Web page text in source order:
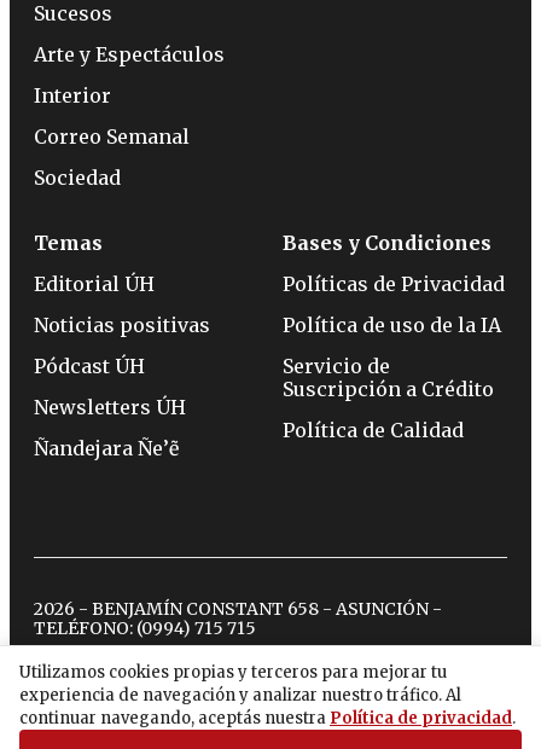
Utilizamos cookies propias y terceros para mejorar tu
experiencia de navegación y analizar nuestro tráfico. Al
continuar navegando, aceptás nuestra Política de privacidad.
Sucesos
Arte y Espectáculos
Interior
Correo Semanal
Sociedad
Temas
Editorial ÚH
Noticias positivas
Pódcast ÚH
Newsletters ÚH
Ñandejara Ñe’ẽ
Bases y Condiciones
Políticas de Privacidad
Política de uso de la IA
Servicio de
Suscripción a Crédito
Política de Calidad
2026 - BENJAMÍN CONSTANT 658 - ASUNCIÓN -
TELÉFONO: (0994) 715 715
twitterinstagram
facebook
tiktokyoutubespotify